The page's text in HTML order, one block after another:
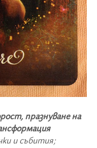
празнуване на
и събития;